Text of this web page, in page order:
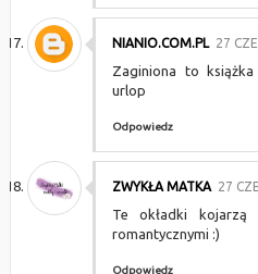
NIANIO.COM.PL 27
Zaginiona to
urlop
Odpowiedz
ZWYKŁA MATKA 27
Te okładki
romantycznymi :)
Odpowiedz